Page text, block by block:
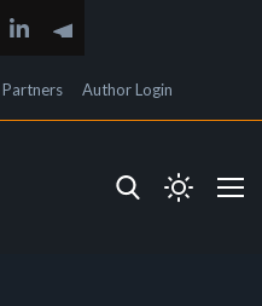
Partners Author Login